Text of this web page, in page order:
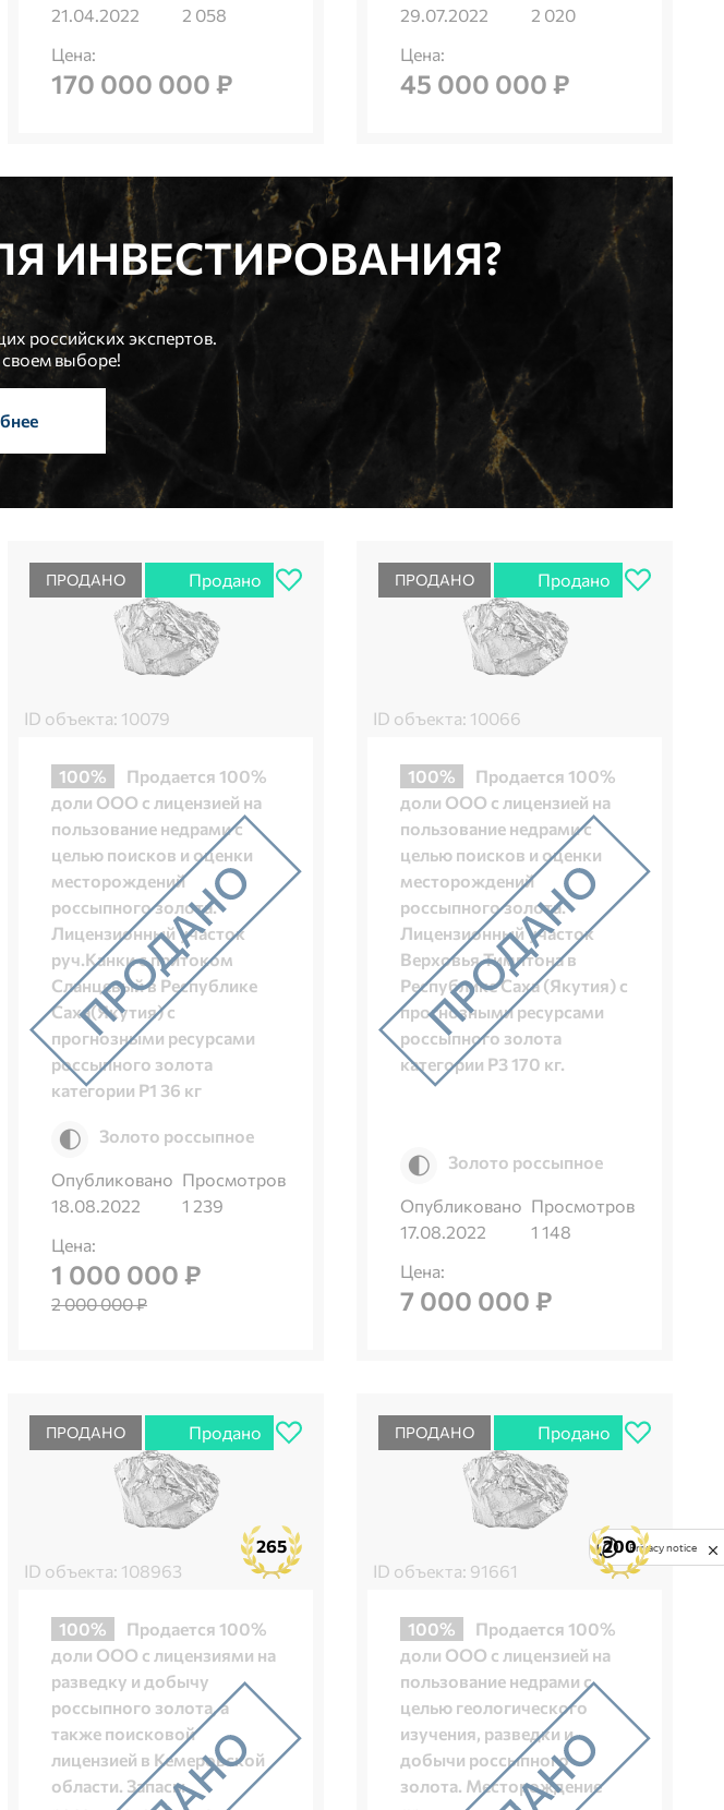
21.04.2022
2 058
Цена:
170 000 000 ₽
29.07.2022
2 020
Цена:
45 000 000 ₽
ИНВЕСТИРОВАНИЯ?
российских экспертов.
своем выборе!
ПРОДАНО Продано
ID объекта: 10079
100%
Продается 100%
доли ООО с лицензией на
пользование недрами с
целью поисков и оценки
месторождений
россыпного золота.
Лицензионный участок
руч.Канки с притоком
Сланцевый в Республике
Саха(Якутия) с
прогнозными ресурсами
россыпного золота
категории Р1 36 кг
Золото россыпное
Опубликовано
18.08.2022
Просмотров
1 239
Цена:
1 000 000 ₽
2 000 000 ₽
ПРОДАНО Продано
ID объекта: 10066
100%
Продается 100%
доли ООО с лицензией на
пользование недрами с
целью поисков и оценки
месторождений
россыпного золота.
Лицензионный участок
Верховья Тимптона в
Республике Саха (Якутия) с
прогнозными ресурсами
россыпного золота
категории Р3 170 кг.
Золото россыпное
Опубликовано
17.08.2022
Просмотров
1 148
Цена:
7 000 000 ₽
ПРОДАНО Продано
ID объекта: 108963
265
100%
Продается 100%
доли ООО с лицензиями на
разведку и добычу
россыпного золота, а
также поисковой
лицензией в Кемеровской
области. Запасы
ПРОДАНО Продано
ID объекта: 91661
200
100%
Продается 100%
доли ООО с лицензией на
пользование недрами с
целью геологического
изучения, разведки и
добычи россыпного
золота. Месторождение
Privacy notice